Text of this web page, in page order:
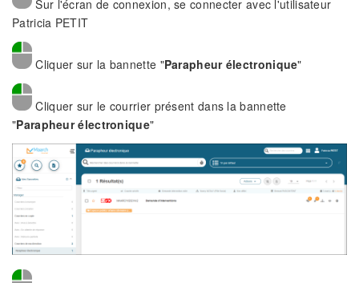
Sur l'écran de connexion, se connecter avec l'utilisateur
Patricia PETIT
Cliquer sur la bannette "Parapheur électronique"
Cliquer sur le courrier présent dans la bannette
"Parapheur électronique"